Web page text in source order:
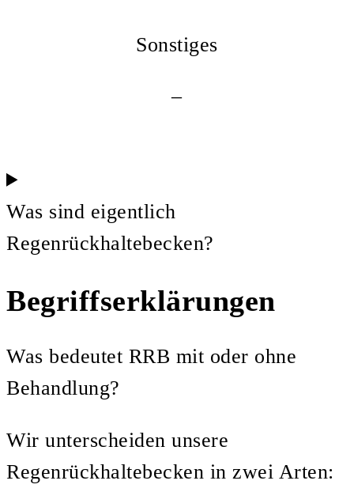
Sonstiges
–
Was sind eigentlich
Regenrückhaltebecken?
Begriffserklärungen
Was bedeutet RRB mit oder ohne
Behandlung?
Wir unterscheiden unsere
Regenrückhaltebecken in zwei Arten: